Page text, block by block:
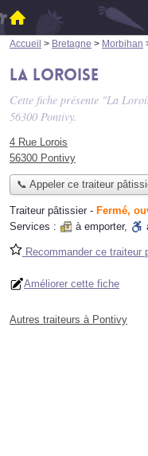
Accueil > Bretagne > Morbihan
La Loroise
Cette fiche présente "La
56300 Pontivy.
4 Rue Lorois
56300 Pontivy
📞 Appeler ce traiteur
Traiteur pâtissier - Fermé,
Services :
à emporter,
Recommander ce traiteur
Améliorer cette fiche
Autres traiteurs à Pontivy